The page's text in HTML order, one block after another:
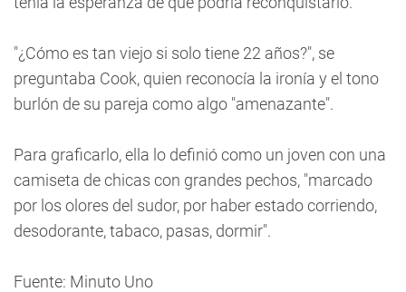
"¿Cómo es tan viejo si solo tiene 22 años?", se
preguntaba Cook, quien reconocía la ironía y el tono
burlón de su pareja como algo "amenazante".
Para graficarlo, ella lo definió como un joven con una
camiseta de chicas con grandes pechos, "marcado
por los olores del sudor, por haber estado corriendo,
desodorante, tabaco, pasas, dormir".
Fuente: Minuto Uno